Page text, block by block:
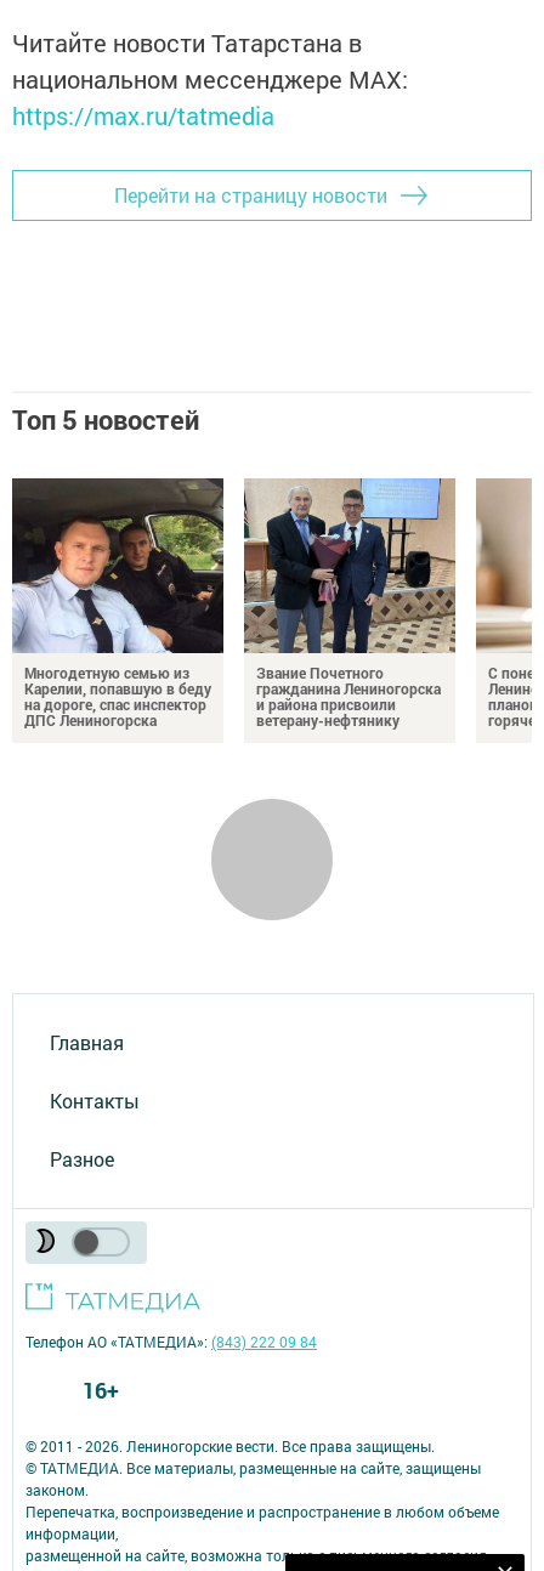
Читайте новости Татарстана в
национальном мессенджере MАХ:
https://max.ru/tatmedia
Перейти на страницу новости
Топ 5 новостей
Многодетную семью из
Карелии, попавшую в беду
на дороге, спас инспектор
ДПС Лениногорска
Звание Почетного
гражданина Лениногорска
и района присвоили
ветерану-нефтянику
С
Главная
Контакты
Разное
© 2011 - 2026. Лениногорские вести. Все права защищены.
© ТАТМЕДИА. Все материалы, размещенные на сайте, защищены
законом.
Перепечатка, воспроизведение и распространение в любом объеме
информации,
размещенной на сайте, возможна только с письменного согласия
Телефон АО «ТАТМЕДИА»:(843) 222 09 84
16+